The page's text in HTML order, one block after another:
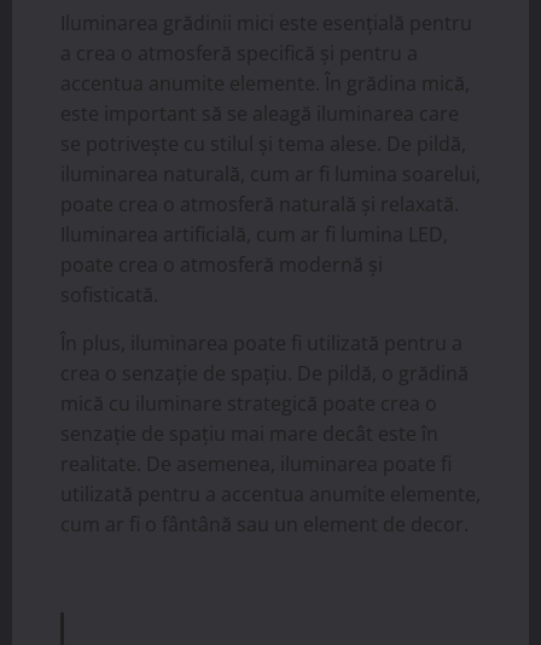
Iluminarea grădinii mici este esențială pentru
a crea o atmosferă specifică și pentru a
accentua anumite elemente. În grădina mică,
este important să se aleagă iluminarea care
se potrivește cu stilul și tema alese. De pildă,
iluminarea naturală, cum ar fi lumina soarelui,
poate crea o atmosferă naturală și relaxată.
Iluminarea artificială, cum ar fi lumina LED,
poate crea o atmosferă modernă și
sofisticată.
În plus, iluminarea poate fi utilizată pentru a
crea o senzație de spațiu. De pildă, o grădină
mică cu iluminare strategică poate crea o
senzație de spațiu mai mare decât este în
realitate. De asemenea, iluminarea poate fi
utilizată pentru a accentua anumite elemente,
cum ar fi o fântână sau un element de decor.